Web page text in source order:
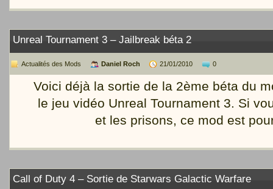
Unreal Tournament 3 – Jailbreak béta 2
Actualités des Mods Daniel Roch 21/01/2010 0
Voici déjà la sortie de la 2ème béta du
le jeu vidéo Unreal Tournament 3. Si
et les prisons, ce mod est
Call of Duty 4 – Sortie de Starwars Galactic Warfare